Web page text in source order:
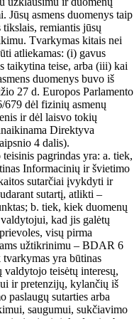
asmens duomenys taip
remiantis jūsų
Tvarkymas kitais nei
atliekamas: (i) gavus
taikytina teise, arba (iii) kai
duomenys buvo iš
27 d. Europos Parlamento
679 dėl fizinių asmenų
ir dėl laisvo tokių
Direktyva
4 dalis).
pagrindas yra: a. tiek,
Informacinių ir švietimo
sutarčiai įvykdyti ir
sutartį, atlikti –
b. tiek, kiek duomenų
kad jis galėtų
visų pirma
užtikrinimu – BDAR 6
yra būtinas
teisėtų interesų,
ir pretenzijų, kylančių iš
paslaugų sutarties arba
saugumui, sukčiavimo